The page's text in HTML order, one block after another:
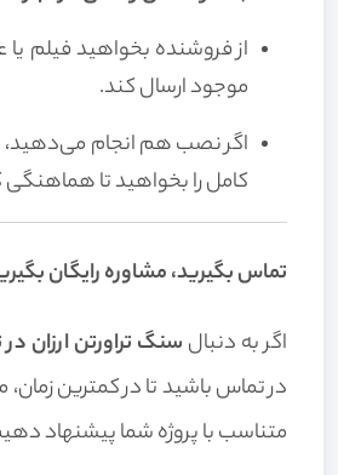
از فروشنده بخواهید فیلم
موجود ارسال کند.
اگر نصب هم انجام می‌دهید،
کامل را بخواهید تا
تماس بگیرید، مشاوره رایگان
اگر به دنبال سنگ تراورتن ارزان در
در تماس باشید تا در کمترین زمان،
متناسب با پروژه شما پیشنهاد